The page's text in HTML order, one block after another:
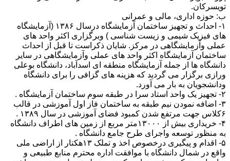
تویسرکان.
ب: حوزه اداری، مالی و عمرانی
۱- احداث و تجهیز ساختمان آزمایشگاه درسال ۱۳۸۶ (آزمایشگاه
های فیزیک شیمی و زیست شناسی ) وبرگزاری اکثر واحد های
عملی وآزمایشگاهی در مرکز. شایان ذکراست تا قبل از احداث
ساختمان آزمایشگاه اکثر واحد های عملی وآزمایشگاهی در سایر
دانشگاه ها از جمله آزمایشگاه منطقه ای اسدآباد، دانشگاه بوعلی
ورازی برگزار می گردید که هزینه های گزافی را برای دانشگاه
ودانشجویان به بار می آورد.
۲- تجهیز یک واحد استاد سرا در طبقه سوم ساختمان آزمایشگاه .
۳- اضافه نمودن نیم طبقه به ساختمان فاز اول آموزشی در قالب
۶کلاس جهت مرتفع شدن کمبود فضای آموزشی در سال ۱۳۸۹ .
۴- خریداری بیش از ۱۳۰۰۰متر مربع از زمین های اطراف دانشگاه
به منظور توسعه واجرای طرح جامع دانشگاه .
۵- اقدام و پیگیری درخصوص اخذ و تملک ۱۳هکتار از اراضی ملی
واقع در شمال دانشگاه با موافقت اداره محترم منابع طبیعی و